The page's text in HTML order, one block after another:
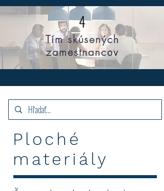
4
Tím skúsených
zamestnancov
Ploché
materiály